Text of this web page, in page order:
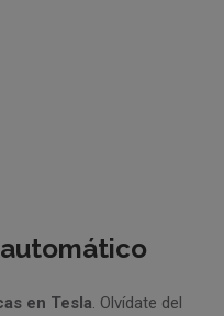
en Tesla. Olvídate del